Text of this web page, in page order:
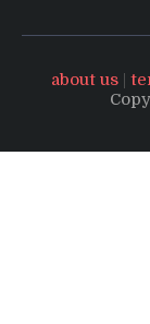
about us|